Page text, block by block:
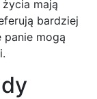
mają
bardziej
mogą